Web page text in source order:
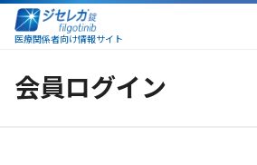
医療関係者向け情報サイト
会員ログイン